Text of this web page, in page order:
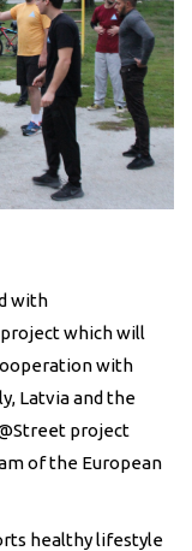
with
which will
with
Latvia and the
project
of the European
healthy lifestyle